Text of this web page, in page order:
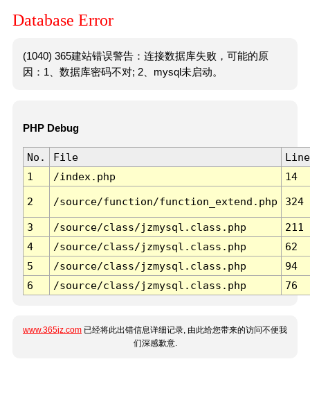
Database Error
(1040) 365建站错误警告：连接数据库失败，可能的原
因：1、数据库密码不对; 2、mysql未启动。
PHP Debug
No. File
Line
1
/index.php 14
2 /source/function/function_extend.php 324
3 /source/class/jzmysql.class.php
211
4
/source/class/jzmysql.class.php
62
5
/source/class/jzmysql.class.php
94
6
/source/class/jzmysql.class.php 76
www.365jz.com 已经将此出错信息详细记录, 由此给您带来的访问不便我
们深感歉意.